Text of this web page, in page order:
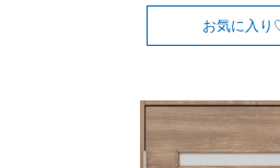
お気に入り